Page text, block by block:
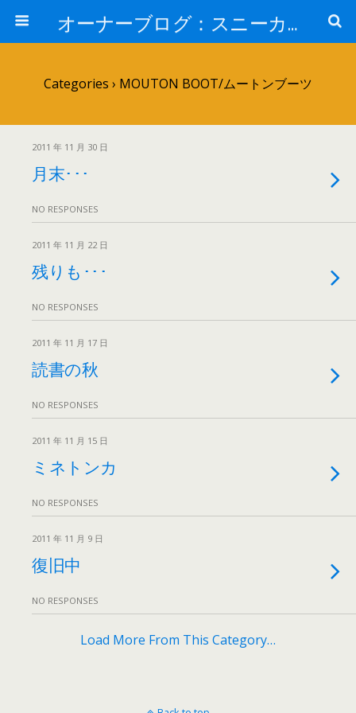
オーナーブログ：スニーカーセレクトショップ「HOME」 ナイキ・アディダス・バンズ・コンバー・JT&CO・HOPPS・UNDEFEATED・通販
Categories › MOUTON BOOT/ムートンブーツ
2011 年 11 月 30 日
月末･･･
NO RESPONSES
2011 年 11 月 22 日
残りも･･･
NO RESPONSES
2011 年 11 月 17 日
読書の秋
NO RESPONSES
2011 年 11 月 15 日
ミネトンカ
NO RESPONSES
2011 年 11 月 9 日
復旧中
NO RESPONSES
Load More From This Category…